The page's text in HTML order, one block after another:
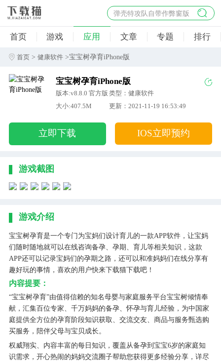
弹壳特攻队自带作弊窗版
杀手47行动
地狱幸存者破解版
首页 游戏 应用 文章 专题 排行
首页 >健康软件 >宝宝树孕育iPhone版
宝宝树孕育iPhone版
版本:v8.8.0 官方版 类型：健康软件
大小:407.5M
更新：2021-11-19 16:53:49
立即下载 IOS立即预约
游戏截图
游戏介绍
宝宝树孕育是一个专门为宝妈们设计育儿的一款APP软件，让宝妈
们随时随地就可以在线咨询备孕、孕期、育儿等相关知识，这款
APP还可以记录宝妈们的孕期之路，还可以和准妈妈们在线分享有
趣好玩的事情，喜欢的用户快来下载猫下载吧！
内容提要：
“宝宝树孕育”由值得信赖的知名母婴与家庭服务平台宝宝树倾情奉
献，汇集百位专家、千万妈妈的备孕、怀孕与育儿经验，为中国家
庭提供全方位的孕育阶段知识获取、交流交友、商品与服务甄选购
买服务，陪伴父母与宝贝成长。
权威翔实、内容丰富的每日知识，覆盖从备孕到宝宝6岁的家庭知
识需求，开心热闹的妈妈交流圈子帮助您获得更多经验分享，详尽